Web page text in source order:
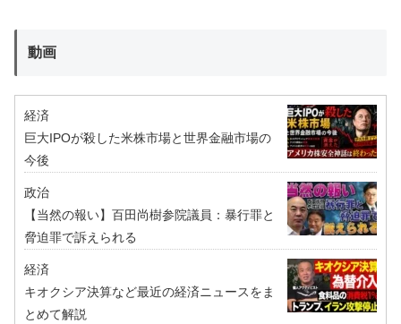
動画
経済
巨大IPOが殺した米株市場と世界金融市場の
今後
政治
【当然の報い】百田尚樹参院議員：暴行罪と
脅迫罪で訴えられる
経済
キオクシア決算など最近の経済ニュースをま
とめて解説